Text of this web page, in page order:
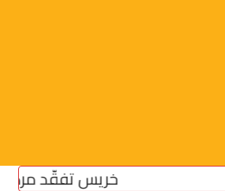
خريس تفقّد مركز